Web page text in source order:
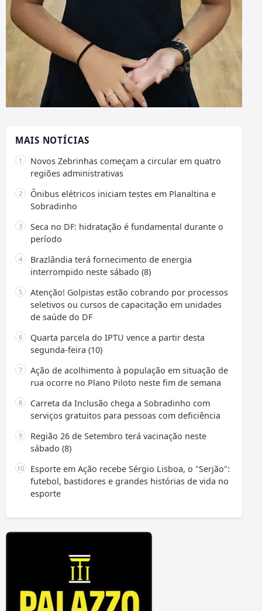
MAIS NOTÍCIAS
Novos Zebrinhas começam a circular em quatro
regiões administrativas
Ônibus elétricos iniciam testes em Planaltina e
Sobradinho
Seca no DF: hidratação é fundamental durante o
período
Brazlândia terá fornecimento de energia
interrompido neste sábado (8)
Atenção! Golpistas estão cobrando por processos
seletivos ou cursos de capacitação em unidades
de saúde do DF
Quarta parcela do IPTU vence a partir desta
segunda-feira (10)
Ação de acolhimento à população em situação de
rua ocorre no Plano Piloto neste fim de semana
Carreta da Inclusão chega a Sobradinho com
serviços gratuitos para pessoas com deficiência
Região 26 de Setembro terá vacinação neste
sábado (8)
Esporte em Ação recebe Sérgio Lisboa, o "Serjão":
futebol, bastidores e grandes histórias de vida no
esporte